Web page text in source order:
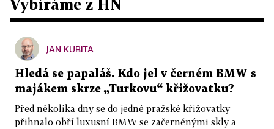
Vybíráme z HN
JAN KUBITA
Hledá se papaláš. Kdo jel v černém BMW s
majákem skrze „Turkovu“ křižovatku?
Před několika dny se do jedné pražské křižovatky
přihnalo obří luxusní BMW se začerněnými skly a